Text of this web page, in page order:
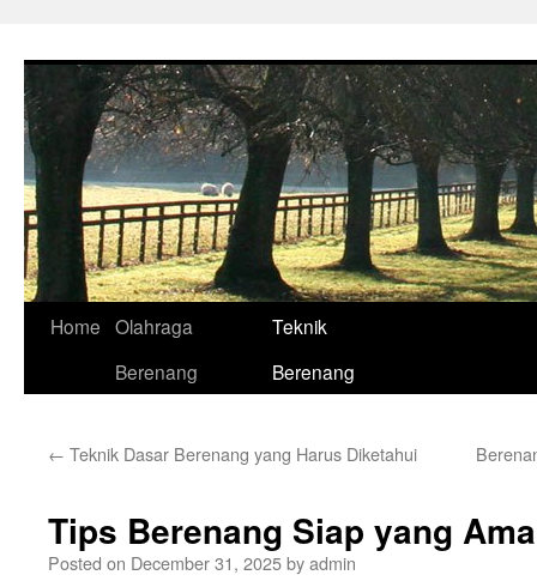
Home Olahraga
Berenang
Teknik
Berenang
← Teknik Dasar Berenang yang Harus Diketahui
Tips Berenang Siap yang
Posted on December 31, 2025byadmin